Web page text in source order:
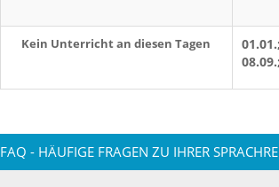
Kein Unterricht an diesen Tagen
FAQ - HÄUFIGE FRAGEN ZU IHRER